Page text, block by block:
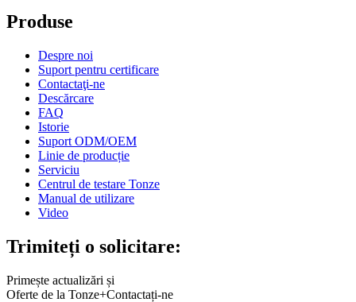
Produse
Despre noi
Suport pentru certificare
Contactaţi-ne
Descărcare
FAQ
Istorie
Suport ODM/OEM
Linie de producție
Serviciu
Centrul de testare Tonze
Manual de utilizare
Video
Trimiteți o solicitare:
Primește actualizări și
Oferte de la Tonze+Contactați-ne